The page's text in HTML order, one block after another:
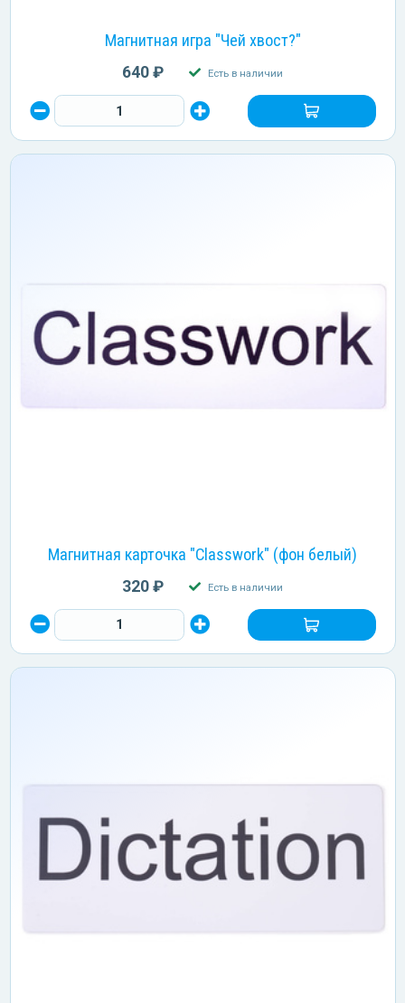
Магнитная игра "Чей хвост?"
640 ₽ Есть в наличии
Магнитная карточка "Classwork" (фон белый)
320 ₽ Есть в наличии